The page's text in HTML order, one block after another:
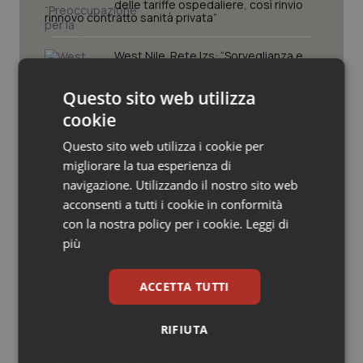
Veneto
Oncoematologia
Oncologia & Nutrizione
Psoriasi & pelle
Quotidiano Cardiologia
Quotidiano Chirurgia
Quotidiano Oncologia
Quotidiano Pediatria
Rene & patologie urogenitali
delle tariffe ospedaliere, così rinvio
rinnovo contratto sanità privata”
West Nile. Rete Izs: “Sorveglianza e
le istruzioni per il Data Matrix. Entro l’8
febbraio 2027 l’adeguamento dei
sistemi
Formazione Medicina Generale.
Fimmg: “Rischio altissimo di perdere
borse e lasciare migliaia di cittadini
Questo sito web utilizza
cookie
Questo sito web utilizza i cookie per
migliorare la tua esperienza di
navigazione. Utilizzando il nostro sito web
acconsenti a tutti i cookie in conformità
con la nostra policy per i cookie. Leggi di
più
ACCETTA TUTTI
RIFIUTA